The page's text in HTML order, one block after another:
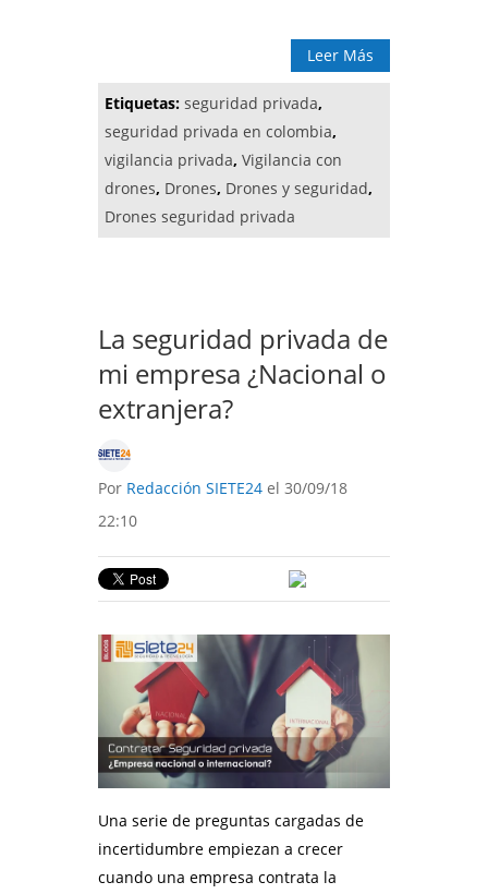
Leer Más
Etiquetas: seguridad privada,
seguridad privada en colombia,
vigilancia privada, Vigilancia con
drones, Drones, Drones y seguridad,
Drones seguridad privada
La seguridad privada de
mi empresa ¿Nacional o
extranjera?
Por Redacción SIETE24 el 30/09/18
22:10
Una serie de preguntas cargadas de
incertidumbre empiezan a crecer
cuando una empresa contrata la